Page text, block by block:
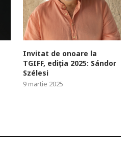
Invitat de onoare la
TGIFF, ediția 2025: Sándor
Szélesi
9 martie 2025